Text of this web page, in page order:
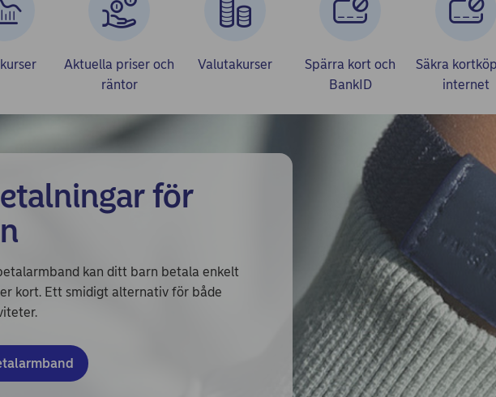
Aktuella priser och
räntor
Valutakurser
Spärra kort och
BankID
Säkra
internet
för
kan ditt barn betala enkelt
kort. Ett smidigt alternativ för både